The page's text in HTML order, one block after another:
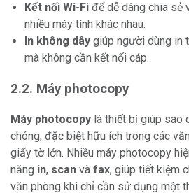
Kết nối Wi-Fi để dễ dàng chia sẻ
nhiều máy tính khác nhau.
In không dây giúp người dùng in
mà không cần kết nối cáp.
2.2. Máy photocopy
Máy photocopy là thiết bị giúp sao
chóng, đặc biệt hữu ích trong các
giấy tờ lớn. Nhiều máy photocopy
năng in, scan và fax, giúp tiết kiệm
văn phòng khi chỉ cần sử dụng một